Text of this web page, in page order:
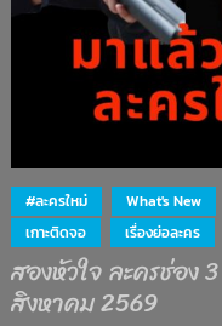
#ละครใหม่ What's New
เกาะติดจอ
เรื่องย่อละคร
สองหัวใจ ละครช่อง
สิงหาคม 2569